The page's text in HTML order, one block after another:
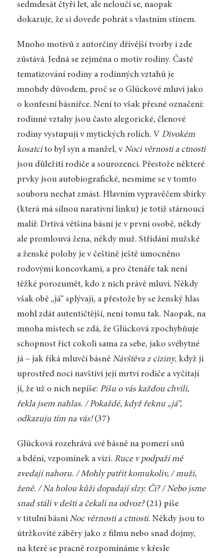
sedmdesát čtyři let, ale neloučí se, naopak
dokazuje, že si dovede pohrát s vlastním stínem.
Mnoho motivů z autorčiny dřívější tvorby i zde
zůstává. Jedná se zejména o motiv rodiny. Časté
tematizování rodiny a rodinných vztahů je
mnohdy důvodem, proč se o Glückové mluví jako
o konfesní básnířce. Není to však přesné označení:
rodinné vztahy jsou často alegorické, členové
rodiny vystupují v mytických rolích. V Divokém
kosatcito byl syn a manžel, vNoci věrnosti a ctnosti
jsou důležití rodiče a sourozenci. Přestože některé
prvky jsou autobiografické, nesmíme se v tomto
souboru nechat zmást. Hlavním vypravěčem sbírky
(která má silnou narativní linku) je totiž stárnoucí
malíř. Drtivá většina básní je v první osobě, někdy
ale promlouvá žena, někdy muž. Střídání mužské
a ženské polohy je v češtině ještě umocněno
rodovými koncovkami, a pro čtenáře tak není
těžké porozumět, kdo z nich právě mluví. Někdy
však obě „já“ splývají, a přestože by se ženský hlas
mohl zdát autentičtější, není tomu tak. Naopak, na
mnoha místech se zdá, že Glücková zpochybňuje
schopnost říct cokoli sama za sebe, jako svébytné
já – jak říká mluvčí básně Návštěva z ciziny, když ji
uprostřed noci navštíví její mrtví rodiče a vyčítají
jí, že už o nich nepíše: Píšu o vás každou chvíli,
řekla jsem nahlas. / Pokaždé, když řeknu „já“,
odkazuju tím na vás! (37)
Glücková rozehrává své básně na pomezí snů
a bdění, vzpomínek a vizí. Ruce v podpaží mě
zvedají nahoru. / Mohly patřit komukoliv, / muži,
ženě. / Na holou kůži dopadají slzy. Čí? / Nebo jsme
snad stáli v dešti a čekali na odvoz?(21) píše
v titulní básni Noc věrnosti a ctnosti. Někdy jsou to
útržkovité záběry jako z filmu nebo snad dojmy,
na které se pracně rozpomínáme v křesle